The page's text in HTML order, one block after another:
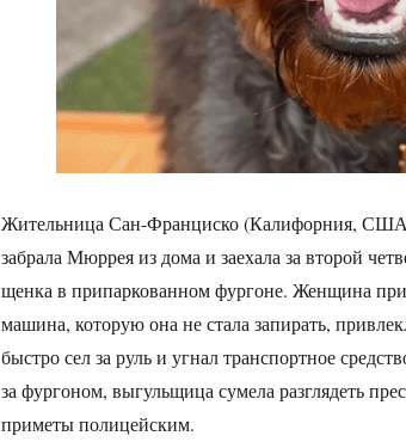
Жительница Сан-Франциско (Калифорния,
забрала Мюррея из дома и заехала за второй
щенка в припаркованном фургоне. Женщина
машина, которую она не стала запирать,
быстро сел за руль и угнал транспортное
за фургоном, выгульщица сумела разглядеть
приметы полицейским.